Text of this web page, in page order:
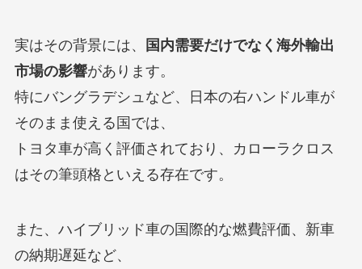
実はその背景には、
国内需要だけでなく海外輸出
市場の影響があります。
特にバングラデシュなど、日本の右ハンドル車が
そのまま使える国では、
トヨタ車が高く評価されており、カローラクロス
はその筆頭格といえる存在です。
また、ハイブリッド車の国際的な燃費評価、新車
の納期遅延など、